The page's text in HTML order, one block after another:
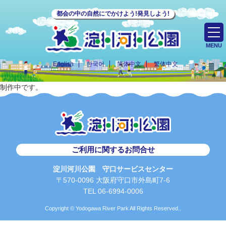
都会の中の自然にでかけよう!発見しよう!
English 한국어 简体中文 繁体中文
MENU
制作中です。
ご利用に関するお問合せ
淀川河川公園 守口サービスセンター
〒570-0096 大阪府守口市外島町7-6
TEL 06-6994-0006
Copyright © Yodogawa River Park All Rights Reserved..